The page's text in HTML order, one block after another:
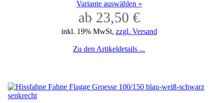
Variante auswählen »
ab 23,50 €
inkl. 19% MwSt, zzgl. Versand
Zu den Artikeldetails ...